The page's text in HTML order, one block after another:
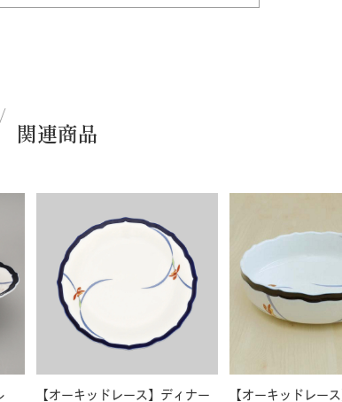
関連商品
【オーキッドレース】ディナー 【オーキッドレー